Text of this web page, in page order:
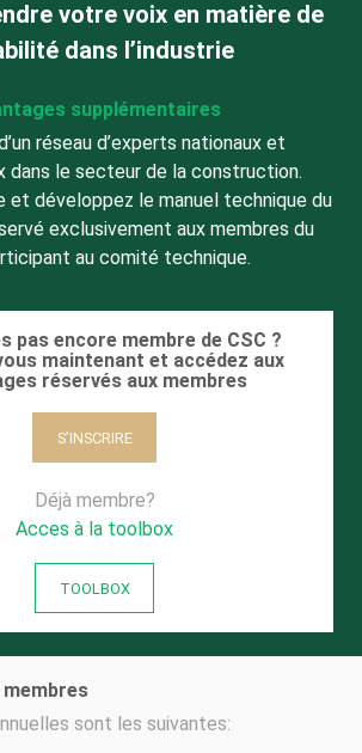
votre voix en matière de
dans l’industrie
supplémentaires
réseau d’experts nationaux et
dans le secteur de la construction.
et développez le manuel technique du
exclusivement aux membres du
au comité technique.
pas encore membre de CSC ?
maintenant et accédez aux
réservés aux membres
S’INSCRIRE
Déjà membre?
Acces à la toolbox
TOOLBOX
sont les suivantes: